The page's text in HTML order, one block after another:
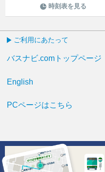
時刻表を見る
ご利用にあたって
バスナビ.comトップページ
English
PCページはこちら